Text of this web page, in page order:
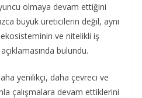
olmaya devam ettiğini
büyük üreticilerin değil, aynı
ve nitelikli iş
bulundu.
yenilikçi, daha çevreci ve
çalışmalara devam ettiklerini